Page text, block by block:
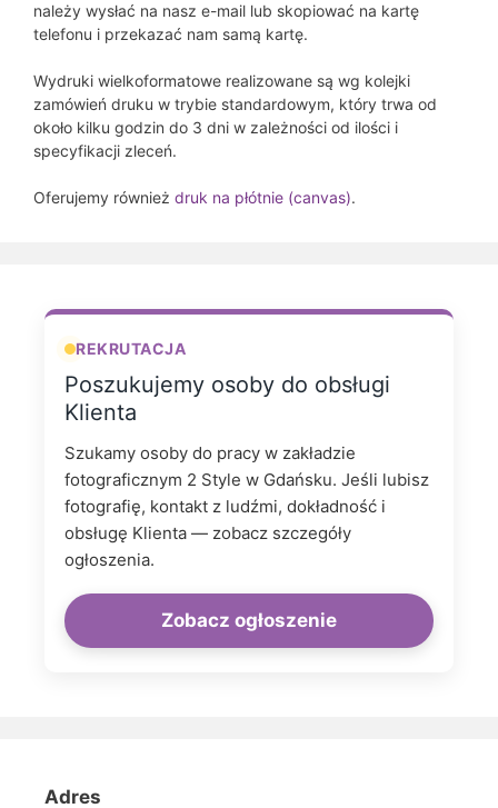
należy wysłać na nasz e-mail lub skopiować na kartę
telefonu i przekazać nam samą kartę.
Wydruki wielkoformatowe realizowane są wg kolejki
zamówień druku w trybie standardowym, który trwa od
około kilku godzin do 3 dni w zależności od ilości i
specyfikacji zleceń.
Oferujemy również druk na płótnie (canvas).
REKRUTACJA
Poszukujemy osoby do obsługi
Klienta
Szukamy osoby do pracy w zakładzie
fotograficznym 2 Style w Gdańsku. Jeśli lubisz
fotografię, kontakt z ludźmi, dokładność i
obsługę Klienta — zobacz szczegóły
ogłoszenia.
Zobacz ogłoszenie
Adres